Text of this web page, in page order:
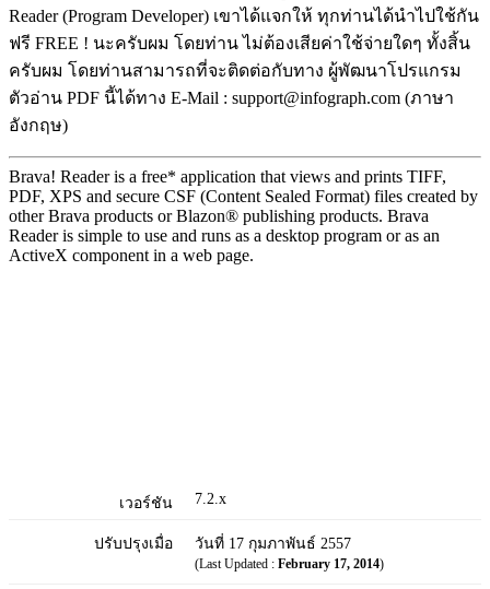
Reader (Program Developer) เขาได้แจกให้ ทุกท่านได้นำไปใช้กัน
ฟรี FREE ! นะครับผม โดยท่าน ไม่ต้องเสียค่าใช้จ่ายใดๆ ทั้งสิ้น
ครับผม โดยท่านสามารถที่จะติดต่อกับทาง ผู้พัฒนาโปรแกรม
ตัวอ่าน PDF นี้ได้ทาง E-Mail : support@infograph.com (ภาษา
อังกฤษ)
Brava! Reader is a free* application that views and prints TIFF,
PDF, XPS and secure CSF (Content Sealed Format) files created by
other Brava products or Blazon® publishing products. Brava
Reader is simple to use and runs as a desktop program or as an
ActiveX component in a web page.
เวอร์ชัน 7.2.x
ปรับปรุงเมื่อ วันที่ 17 กุมภาพันธ์ 2557
(Last Updated : February 17, 2014)